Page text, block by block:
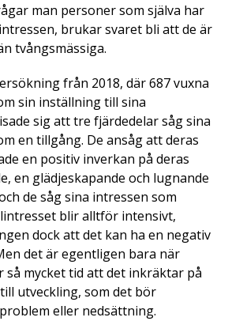
man personer som själva har
brukar svaret bli att de är
tvångsmässiga.
från 2018, där 687 vuxna
sin inställning till sina
sig att tre fjärdedelar såg sina
en tillgång. De ansåg att deras
en positiv inverkan på deras
en glädjeskapande och lugnande
de såg sina intressen som
blir alltför intensivt,
dock att det kan ha en negativ
det är egentligen bara när
så mycket tid att det inkräktar på
utveckling, som det bör
eller nedsättning.